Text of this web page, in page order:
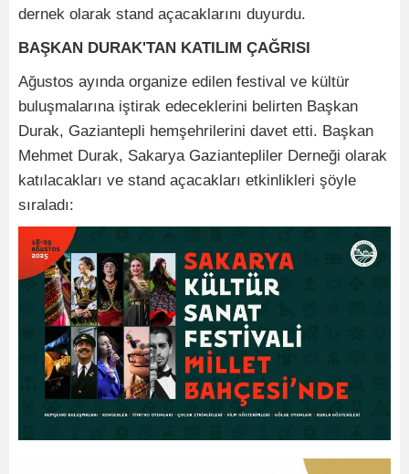
dernek olarak stand açacaklarını duyurdu.
BAŞKAN DURAK'TAN KATILIM ÇAĞRISI
Ağustos ayında organize edilen festival ve kültür
buluşmalarına iştirak edeceklerini belirten Başkan
Durak, Gaziantepli hemşehrilerini davet etti. Başkan
Mehmet Durak, Sakarya Gaziantepliler Derneği olarak
katılacakları ve stand açacakları etkinlikleri şöyle
sıraladı: